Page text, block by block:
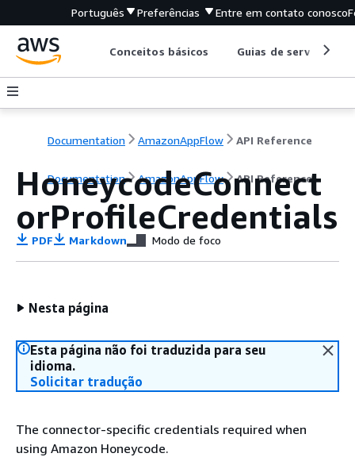
Português Preferências Entre em contato conosco
Conceitos básicos Guias de serviço
Documentation AmazonAppFlow API Reference
Documentation AmazonAppFlow API Reference
HoneycodeConnect
orProfileCredentials
PDF Markdown Modo de foco
Nesta página
Esta página não foi traduzida para seu
idioma.
Solicitar tradução
The connector-specific credentials required when
using Amazon Honeycode.